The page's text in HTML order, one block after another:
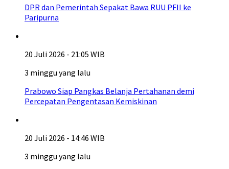
DPR dan Pemerintah Sepakat Bawa RUU PFII ke
Paripurna
20 Juli 2026 - 21:05 WIB
3 minggu yang lalu
Prabowo Siap Pangkas Belanja Pertahanan demi
Percepatan Pengentasan Kemiskinan
20 Juli 2026 - 14:46 WIB
3 minggu yang lalu